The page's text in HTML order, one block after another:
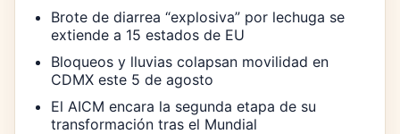
Brote de diarrea “explosiva” por lechuga se
extiende a 15 estados de EU
Bloqueos y lluvias colapsan movilidad en
CDMX este 5 de agosto
El AICM encara la segunda etapa de su
transformación tras el Mundial